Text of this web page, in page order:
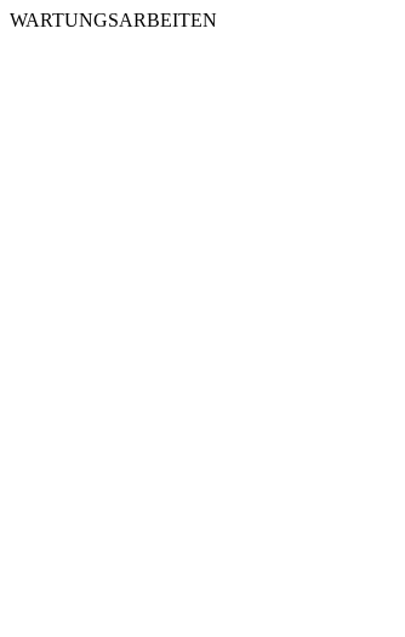
WARTUNGSARBEITEN